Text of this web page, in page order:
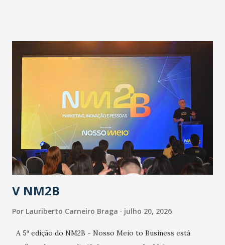
população suspeita e de cuidados com os ambientes
públicos e domiciliares. “Nós não estamos vivendo uma
epidemia comum, como temos em todos os anos, com
aumento de casos de dengue, influenza ou H1N1. Trata-se
de uma epidemia com um vírus diferente, com um poder de
contaminação maior que outros coronavírus”, apontou o
secretário. Segundo ele, é uma epidemia com chance de
contaminação alta, podendo gerar um grande risco à
população e ao sistema de saúde. “Precisamos saber fazer a
estratificação do risco da doença, para não so...
V NM2B
Por Lauriberto Carneiro Braga julho 20, 2026
A 5ª edição do NM2B - Nosso Meio to Business está